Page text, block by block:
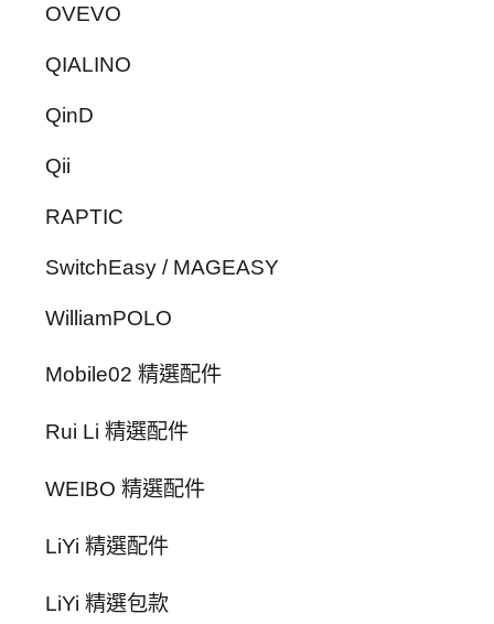
OVEVO
QIALINO
QinD
Qii
RAPTIC
SwitchEasy / MAGEASY
WilliamPOLO
Mobile02 精選配件
Rui Li 精選配件
WEIBO 精選配件
LiYi 精選配件
LiYi 精選包款